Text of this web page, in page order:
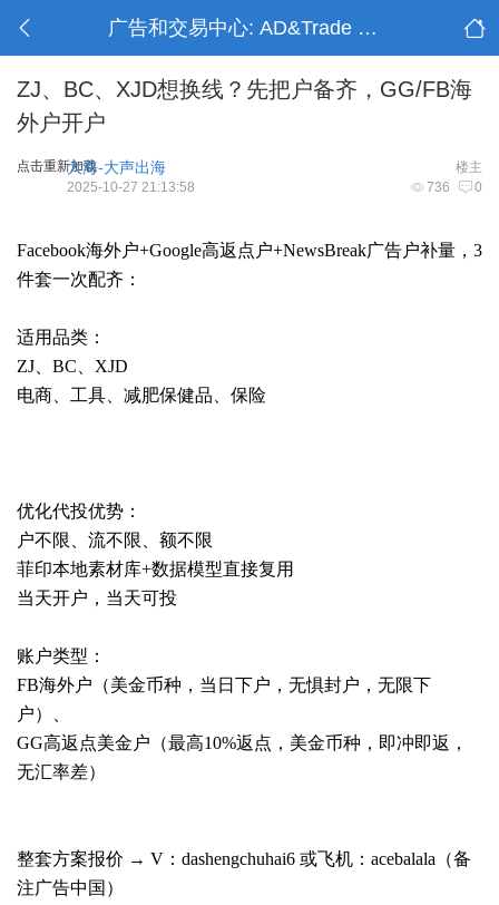
广告和交易中心: AD&Trade Center
ZJ、BC、XJD想换线？先把户备齐，GG/FB海
外户开户
点击重新加载 楼主
大海-大声出海
736 0
2025-10-27 21:13:58
Facebook海外户+Google高返点户+NewsBreak广告户补量，3
件套一次配齐：
适用品类：
ZJ、BC、XJD
电商、工具、减肥保健品、保险
优化代投优势：
户不限、流不限、额不限
菲印本地素材库+数据模型直接复用
当天开户，当天可投
账户类型：
FB海外户（美金币种，当日下户，无惧封户，无限下
户）、
GG高返点美金户（最高10%返点，美金币种，即冲即返，
无汇率差）
整套方案报价 → V：dashengchuhai6 或飞机：acebalala（备
注广告中国）